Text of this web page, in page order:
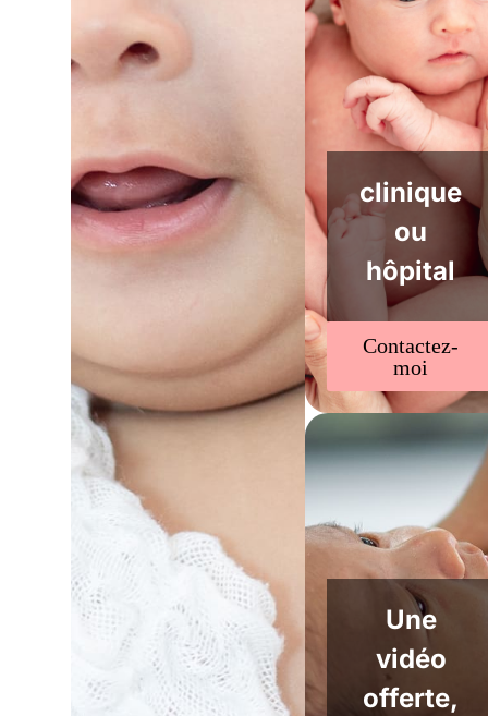
clinique
ou
hôpital
Contactez-
moi
Une
vidéo
offerte,